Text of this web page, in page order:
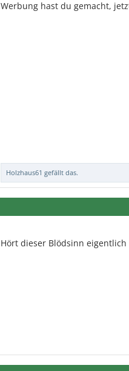
Werbung hast du gemacht,
Holzhaus61 gefällt das.
Hört dieser Blödsinn